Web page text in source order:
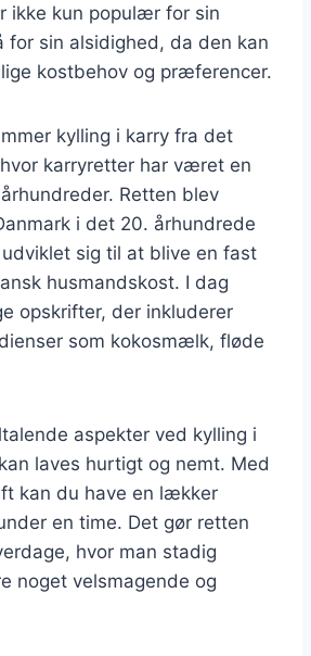
ikke kun populær for sin
for sin alsidighed, da den kan
kostbehov og præferencer.
kylling i karry fra det
karryretter har været en
Retten blev
i det 20. århundrede
sig til at blive en fast
husmandskost. I dag
opskrifter, der inkluderer
som kokosmælk, fløde
aspekter ved kylling i
laves hurtigt og nemt. Med
kan du have en lækker
en time. Det gør retten
hvor man stadig
noget velsmagende og